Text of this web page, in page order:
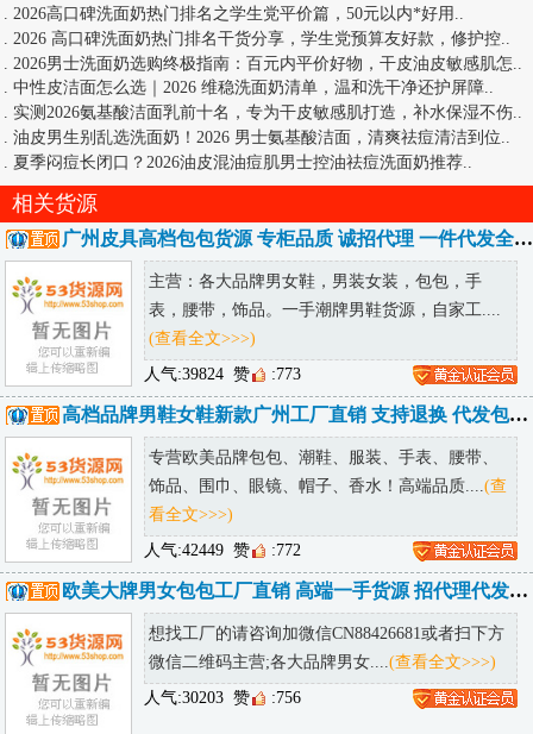
优质女装批发代理一件代发，质优价实，诚招代理..
2026高口碑洗面奶热门排名之学生党平价篇，50元以内*好用..
2026 高口碑洗面奶热门排名干货分享，学生党预算友好款，修护控..
.2026男士洗面奶选购终极指南：百元内平价好物，干皮油皮敏感肌怎
中性皮洁面怎么选｜2026 维稳洗面奶清单，温和洗干净还护屏障..
.实测2026氨基酸洁面乳前十名，专为干皮敏感肌打造，补水保湿不伤
油皮男生别乱选洗面奶！2026 男士氨基酸洁面，清爽祛痘清洁到位
.夏季闷痘长闭口？2026油皮混油痘肌男士控油祛痘洗面奶推荐..
相关货源
广州皮具高档包包货源 专柜品质 诚招代理 一件代发全球可达
主营：各大品牌男女鞋，男装女装，包包，手
表，腰带，饰品。一手潮牌男鞋货源，自家工....
(查看全文>>>)
人气:39824赞 :773
高档品牌男鞋女鞋新款广州工厂直销 支持退换 代发包邮 诚招代理
专营欧美品牌包包、潮鞋、服装、手表、腰带、
饰品、围巾、眼镜、帽子、香水！高端品质....
看全文>>>)
人气:42449赞 :772
欧美大牌男女包包工厂直销 高端一手货源 招代理代发包邮 可发海外
想找工厂的请咨询加微信CN88426681或者扫下方
微信二维码主营;各大品牌男女....(查看全文>>>)